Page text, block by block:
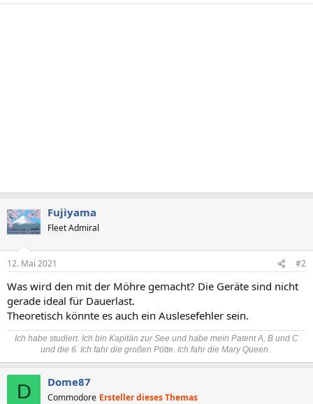
Fujiyama
Fleet Admiral
12. Mai 2021 #2
Was wird den mit der Möhre gemacht? Die Geräte sind nicht
gerade ideal für Dauerlast.
Theoretisch könnte es auch ein Auslesefehler sein.
Ich habe studiert. Ich bin Kapitän zur See und habe mein Patent A, B und C
und die 6. Ich fahr die großen Pötte. Ich fahr die Mary Queen.
D Dome87
Commodore Ersteller dieses Themas